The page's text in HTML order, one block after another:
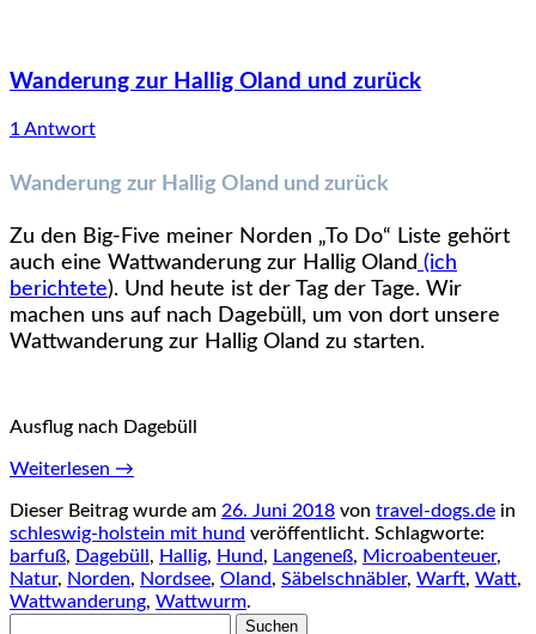
Wanderung zur Hallig Oland und zurück
1 Antwort
Wanderung zur Hallig Oland und zurück
Zu den Big-Five meiner Norden „To Do“ Liste gehört
auch eine Wattwanderung zur Hallig Oland (ich
berichtete). Und heute ist der Tag der Tage. Wir
machen uns auf nach Dagebüll, um von dort unsere
Wattwanderung zur Hallig Oland zu starten.
Ausflug nach Dagebüll
Weiterlesen →
Dieser Beitrag wurde am 26. Juni 2018 von travel-dogs.de in
schleswig-holstein mit hund veröffentlicht. Schlagworte:
barfuß, Dagebüll , Hallig, Hund, Langeneß, Microabenteuer,
Natur, Norden, Nordsee, Oland, Säbelschnäbler, Warft, Watt,
Wattwanderung, Wattwurm.